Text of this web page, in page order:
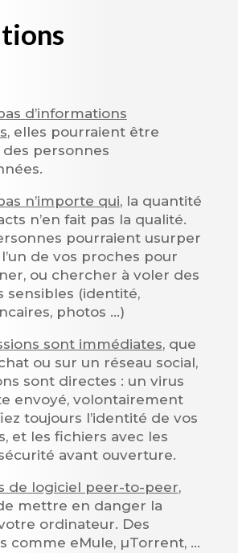
d’informations
, elles pourraient être
personnes
n’importe qui, la quantité
n’en fait pas la qualité.
pourraient usurper
de vos proches pour
ou chercher à voler des
sensibles (identité,
photos …)
sont immédiates, que
ou sur un réseau social,
sont directes : un virus
envoyé, volontairement
toujours l’identité de vos
et les fichiers avec les
avant ouverture.
de logiciel peer-to-peer,
mettre en danger la
ordinateur. Des
comme eMule, µTorrent, …